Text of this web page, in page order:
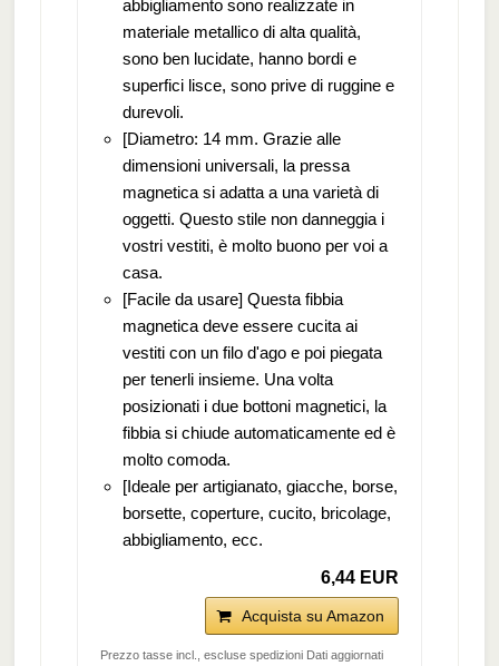
abbigliamento sono realizzate in
materiale metallico di alta qualità,
sono ben lucidate, hanno bordi e
superfici lisce, sono prive di ruggine e
durevoli.
[Diametro: 14 mm. Grazie alle
dimensioni universali, la pressa
magnetica si adatta a una varietà di
oggetti. Questo stile non danneggia i
vostri vestiti, è molto buono per voi a
casa.
[Facile da usare] Questa fibbia
magnetica deve essere cucita ai
vestiti con un filo d'ago e poi piegata
per tenerli insieme. Una volta
posizionati i due bottoni magnetici, la
fibbia si chiude automaticamente ed è
molto comoda.
[Ideale per artigianato, giacche, borse,
borsette, coperture, cucito, bricolage,
abbigliamento, ecc.
6,44 EUR
Acquista su Amazon
Prezzo tasse incl., escluse spedizioni Dati aggiornati